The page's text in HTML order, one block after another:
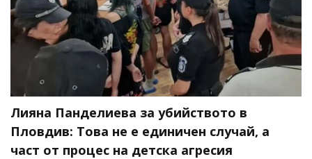
Лияна Панделиева за убийството в
Пловдив: Това не е единичен случай, а
част от процес на детска агресия